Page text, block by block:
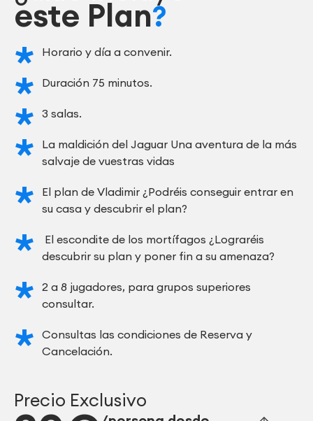
este Plan?
Horario y día a convenir.
Duración 75 minutos.
3 salas.
La maldición del Jaguar Una aventura de la más
salvaje de vuestras vidas
El plan de Vladimir ¿Podréis conseguir entrar en
su casa y descubrir el plan?
El escondite de los mortífagos ¿Lograréis
descubrir su plan y poner fin a su amenaza?
2 a 8 jugadores, para grupos superiores
consultar.
Consultas las condiciones de Reserva y
Cancelación.
Precio Exclusivo